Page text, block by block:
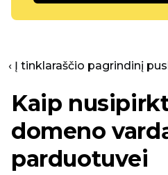
‹ Į tinklaraščio pagrindinį
Kaip
domeno
parduotuvei